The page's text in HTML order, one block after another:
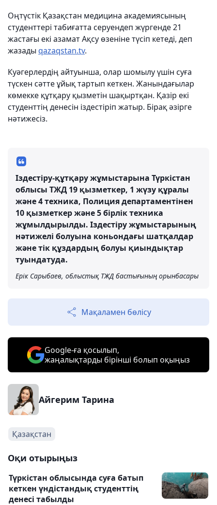
Оңтүстік Қазақстан медицина академиясының
студенттері табиғатта серуендеп жүргенде 21
жастағы екі азамат Ақсу өзеніне түсіп кетеді, деп
жазады qazaqstan.tv.
Куәгерлердің айтуынша, олар шомылу үшін суға
түскен сәтте ұйық тартып кеткен. Жанындағылар
көмекке құтқару қызметін шақыртқан. Қазір екі
студенттің денесін іздестіріп жатыр. Бірақ әзірге
нәтижесіз.
Іздестіру-құтқару жұмыстарына Түркістан
облысы ТЖД 19 қызметкер, 1 жүзу құралы
және 4 техника, Полиция департаментінен
10 қызметкер және 5 бірлік техника
жұмылдырылды. Іздестіру жұмыстарының
нәтижелі болуына коньондағы шатқалдар
және тік құздардың болуы қиындықтар
туындатуда.
Ерік Сарыбаев, облыстық ТЖД бастығының орынбасары
Мақаламен бөлісу
Google-ға қосылып,
жаңалықтарды бірінші болып оқыңыз
Айгерим Тарина
Қазақстан
Оқи отырыңыз
Түркістан облысында суға батып
кеткен үндістандық студенттің
денесі табылды